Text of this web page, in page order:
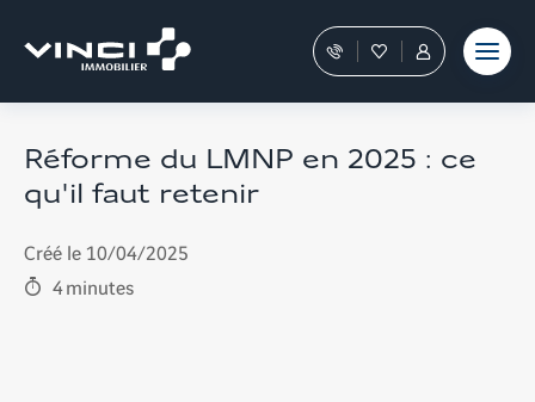
contenu
moment
Nos
conseillers
vous
dans
votre
FavorisTous
les
services
dans
votre
Réforme du LMNP en 2025 : ce
qu'il faut retenir
Créé le 10/04/2025
4minutes